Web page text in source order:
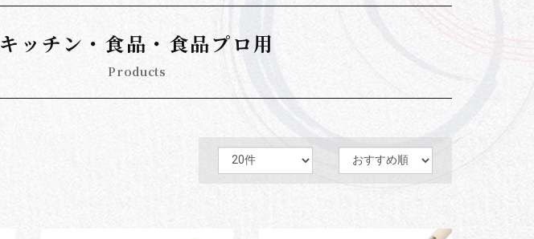
キッチン・食品・食品プロ用
Products